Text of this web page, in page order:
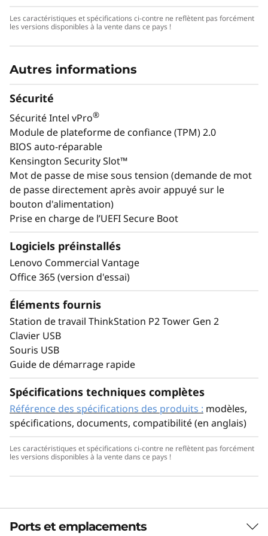
adaptées aux
entreprises
Extensibilité évolutive pour
les charges de travail en
changement constant
et la carte graphique pour répondre
aux demandes croissantes. Cet appareil
prend en charge la norme PCIe Gen 5
offrant un débit plus rapide et dispose
de plusieurs emplacements M.2 pour
de connectivité flexibles. Adaptation en
toute fluidité tout en maximisant le
retour sur investissement.
Développement
Les caractéristiques et spécifications ci-contre ne reflètent pas forcément
les versions disponibles à la vente dans ce pays !
Autres informations
Sécurité
Sécurité Intel vPro®
Module de plateforme de confiance (TPM) 2.0
BIOS auto-réparable
Kensington Security Slot™
Mot de passe de mise sous tension (demande de mot
de passe directement après avoir appuyé sur le
bouton d'alimentation)
Prise en charge de l’UEFI Secure Boot
Logiciels préinstallés
Lenovo Commercial Vantage
Office 365 (version d'essai)
Éléments fournis
Station de travail ThinkStation P2 Tower Gen 2
Clavier USB
Souris USB
Guide de démarrage rapide
Spécifications techniques complètes
Référence des spécifications des produits : modèles,
spécifications, documents, compatibilité (en anglais)
Les caractéristiques et spécifications ci-contre ne reflètent pas forcément
les versions disponibles à la vente dans ce pays !
Ports et emplacements